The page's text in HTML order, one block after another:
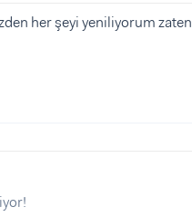
her şeyi yeniliyorum zaten